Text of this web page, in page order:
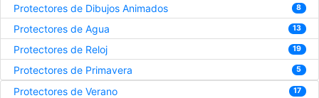
Protectores de Dibujos Animados 8
Protectores de Agua 13
Protectores de Reloj 19
Protectores de Primavera 5
Protectores de Verano 17